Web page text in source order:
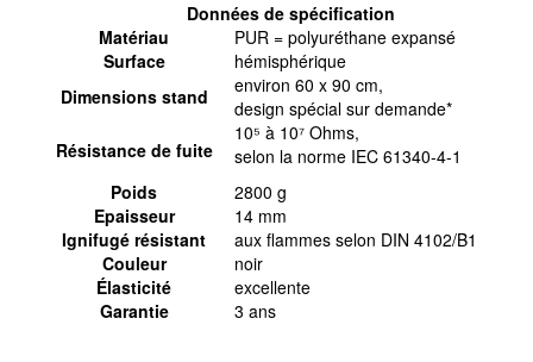
Données de spécification
Matériau
PUR = polyuréthane expansé
Surface
hémisphérique
Dimensions stand
environ 60 x 90 cm,
design spécial sur demande*
Résistance de fuite
10⁵ à 10⁷ Ohms,
selon la norme IEC 61340-4-1
Poids
2800 g
Epaisseur
14 mm
Ignifugé résistant
aux flammes selon DIN 4102/B1
Couleur
noir
Élasticité
excellente
Garantie
3 ans